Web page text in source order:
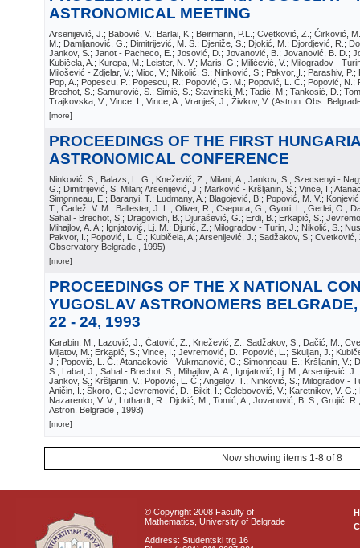
ASTRONOMICAL MEETING
Arsenijević, J.; Babović, V.; Barlai, K.; Beirmann, P.L.; Cvetković, Z.; Ćirković,
M.; Damljanović, G.; Dimitrijević, M. S.; Djeniže, S.; Djokić, M.; Djordjević, R.;
Jankov, S.; Janot - Pacheco, E.; Josović, D.; Jovanović, B.; Jovanović, B. D.;
Kubičela, A.; Kurepa, M.; Leister, N. V.; Maris, G.; Milićević, V.; Milogradov -
Milošević - Zdjelar, V.; Mioc, V.; Nikolić, S.; Ninković, S.; Pakvor, I.; Parashiv,
Pop, A.; Popescu, P.; Popescu, R.; Popović, G. M.; Popović, L. Č.; Popović, N.;
Brechot, S.; Samurović, S.; Simić, S.; Stavinski, M.; Tadić, M.; Tankosić, D.;
Trajkovska, V.; Vince, I.; Vince, A.; Vranješ, J.; Živkov, V. (Astron. Obs.
[more]
PROCEEDINGS OF THE FIRST
ASTRONOMICAL CONFERENCE
Ninković, S.; Balazs, L. G.; Knežević, Z.; Milani, A.; Jankov, S.; Szecsenyi -
G.; Dimitrijević, S. Milan; Arsenijević, J.; Marković - Kršljanin, S.; Vince, I.;
Simonneau, E.; Baranyi, T.; Ludmany, A.; Blagojević, B.; Popović, M. V.;
T.; Čadež, V. M.; Ballester, J. L.; Oliver, R.; Csepura, G.; Gyori, L.; Gerlei, O.;
Sahal - Brechot, S.; Dragovich, B.; Djurašević, G.; Erdi, B.; Erkapić, S.;
Mihajlov, A. A.; Ignjatović, Lj. M.; Djurić, Z.; Milogradov - Turin, J.; Nikolić, S.;
Pakvor, I.; Popović, L. Č.; Kubičela, A.; Arsenijević, J.; Sadžakov, S.; Cvetković,
Observatory Belgrade
, 1995)
[more]
PROCEEDINGS OF THE X NATIONAL
YUGOSLAV ASTRONOMERS
22 - 24, 1993
Karabin, M.; Lazović, J.; Ćatović, Z.; Knežević, Z.; Sadžakov, S.; Dačić, M.;
Mijatov, M.; Erkapić, S.; Vince, I.; Jevremović, D.; Popović, L.; Skuljan, J.;
J.; Popović, L. Č.; Atanacković - Vukmanović, O.; Simonneau, E.; Kršljanin, V.;
S.; Labat, J.; Sahal - Brechot, S.; Mihajlov, A. A.; Ignjatović, Lj. M.; Arsenijević,
Jankov, S.; Kršljanin, V.; Popović, L. Č.; Angelov, T.; Ninković, S.; Milogradov -
Aničin, I.; Škoro, G.; Jevremović, D.; Bikit, I.; Čelebovović, V.; Karetnikov, V. G.;
Nazarenko, V. V.; Luthardt, R.; Djokić, M.; Tomić, A.; Jovanović, B. S.; Grujić,
Astron. Belgrade
, 1993)
[more]
Now showing items 1-8 of 8
© Copyright 2008 Faculty of
Mathematics, University of Belgrade
Address: Studentski trg 16